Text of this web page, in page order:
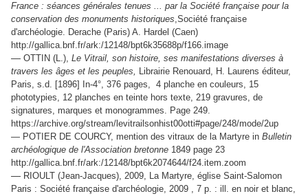
France : séances générales tenues ... par la Société française pour la
conservation des monuments historiques,Société française
d'archéologie. Derache (Paris) A. Hardel (Caen)
http://gallica.bnf.fr/ark:/12148/bpt6k35688p/f166.image
— OTTIN (L.), Le Vitrail, son histoire, ses manifestations diverses à
travers les âges et les peuples, Librairie Renouard, H. Laurens éditeur,
Paris, s.d. [1896] In-4°, 376 pages, 4 planche en couleurs, 15
phototypies, 12 planches en teinte hors texte, 219 gravures, de
signatures, marques et monogrammes. Page 249.
https://archive.org/stream/levitrailsonhist00otti#page/248/mode/2up
— POTIER DE COURCY, mention des vitraux de la Martyre in Bulletin
archéologique de l'Association bretonne 1849 page 23
http://gallica.bnf.fr/ark:/12148/bpt6k2074644/f24.item.zoom
— RIOULT (Jean-Jacques), 2009, La Martyre, église Saint-Salomon
Paris : Société française d'archéologie, 2009 , 7 p. : ill. en noir et blanc,